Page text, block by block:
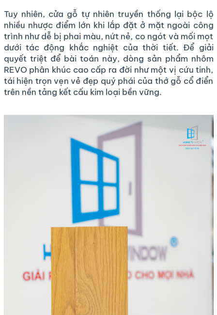
Tuy nhiên, cửa gỗ tự nhiên truyền thống lại bộc lộ
nhiều nhược điểm lớn khi lắp đặt ở mặt ngoài công
trình như dễ bị phai màu, nứt nẻ, co ngót và mối mọt
dưới tác động khắc nghiệt của thời tiết. Để giải
quyết triệt để bài toán này, dòng sản phẩm nhôm
REVO phân khúc cao cấp ra đời như một vị cứu tinh,
tái hiện trọn vẹn vẻ đẹp quý phái của thớ gỗ cổ điển
trên nền tảng kết cấu kim loại bền vững.